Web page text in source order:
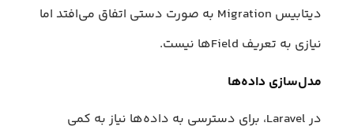
دیتابیس Migration به صورت دستی اتفاق می‌افتد اما
نیازی به تعریف Fieldها نیست.
مدل‌سازی داده‌ها
در Laravel، برای دسترسی به داده‌ها نیاز به کمی